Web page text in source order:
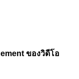
ของวิดีโอ